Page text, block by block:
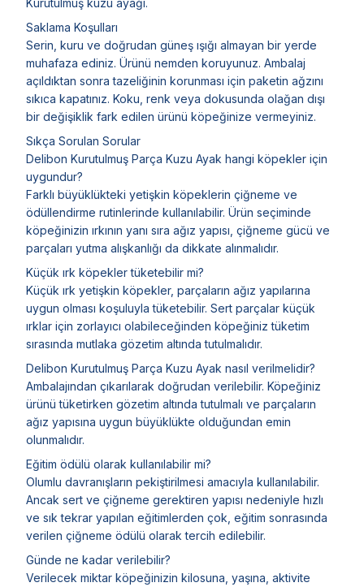
Saklama Koşulları
Serin, kuru ve doğrudan güneş ışığı almayan bir yerde
muhafaza ediniz. Ürünü nemden koruyunuz. Ambalaj
açıldıktan sonra tazeliğinin korunması için paketin ağzını
sıkıca kapatınız. Koku, renk veya dokusunda olağan dışı
bir değişiklik fark edilen ürünü köpeğinize vermeyiniz.
Sıkça Sorulan Sorular
Delibon Kurutulmuş Parça Kuzu Ayak hangi köpekler için
uygundur?
Farklı büyüklükteki yetişkin köpeklerin çiğneme ve
ödüllendirme rutinlerinde kullanılabilir. Ürün seçiminde
köpeğinizin ırkının yanı sıra ağız yapısı, çiğneme gücü ve
parçaları yutma alışkanlığı da dikkate alınmalıdır.
Küçük ırk köpekler tüketebilir mi?
Küçük ırk yetişkin köpekler, parçaların ağız yapılarına
uygun olması koşuluyla tüketebilir. Sert parçalar küçük
ırklar için zorlayıcı olabileceğinden köpeğiniz tüketim
sırasında mutlaka gözetim altında tutulmalıdır.
Delibon Kurutulmuş Parça Kuzu Ayak nasıl verilmelidir?
Ambalajından çıkarılarak doğrudan verilebilir. Köpeğiniz
ürünü tüketirken gözetim altında tutulmalı ve parçaların
ağız yapısına uygun büyüklükte olduğundan emin
olunmalıdır.
Eğitim ödülü olarak kullanılabilir mi?
Olumlu davranışların pekiştirilmesi amacıyla kullanılabilir.
Ancak sert ve çiğneme gerektiren yapısı nedeniyle hızlı
ve sık tekrar yapılan eğitimlerden çok, eğitim sonrasında
verilen çiğneme ödülü olarak tercih edilebilir.
Günde ne kadar verilebilir?
Verilecek miktar köpeğinizin kilosuna, yaşına, aktivite